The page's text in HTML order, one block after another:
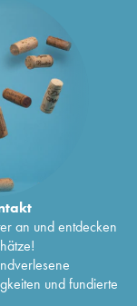
an und entdecken
und fundierte